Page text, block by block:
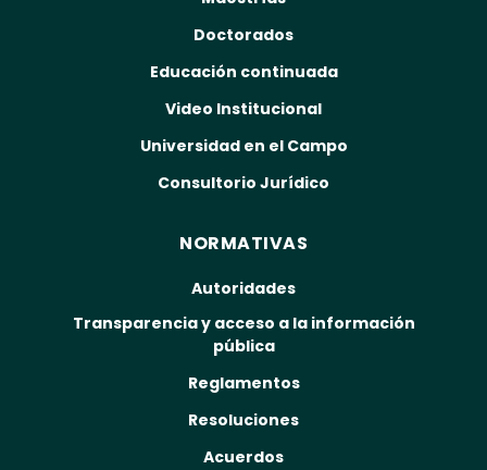
Doctorados
Educación continuada
Video Institucional
Universidad en el Campo
Consultorio Jurídico
NORMATIVAS
Autoridades
Transparencia y acceso a la información
pública
Reglamentos
Resoluciones
Acuerdos